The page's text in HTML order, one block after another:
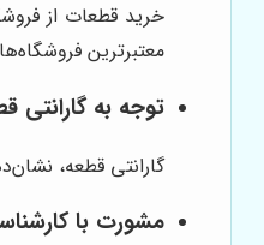
خرید قطعات از
معتبرترین
توجه به گارانتی
گارانتی قطعه،
مشورت با